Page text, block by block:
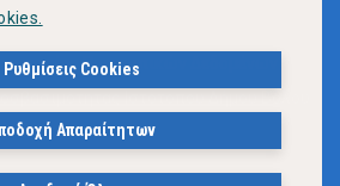
Προσωπικών Δεδομένων
Ρυθμίσεις Cookies
Απαραίτητων